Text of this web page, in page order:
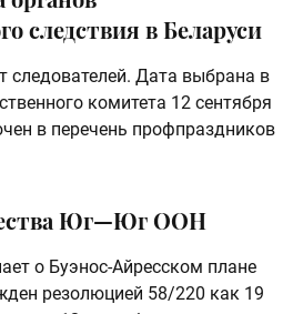
следствия в Беларуси
следователей. Дата выбрана в
комитета 12 сентября
в перечень профпраздников
Юг—Юг ООН
о Буэнос-Айресском плане
резолюцией 58/220 как 19